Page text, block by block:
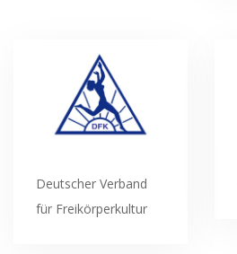
Deutscher Verband
für Freikörperkultur